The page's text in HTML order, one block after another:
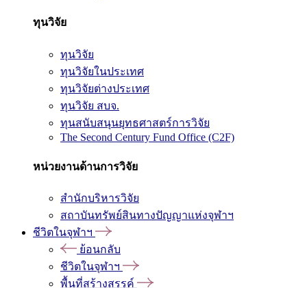
ทุนวิจัย
ทุนวิจัย
ทุนวิจัยในประเทศ
ทุนวิจัยต่างประเทศ
ทุนวิจัย สบจ.
ทุนสนับสนุนยุทธศาสตร์การวิจัย
The Second Century Fund Office (C2F)
หน่วยงานด้านการวิจัย
สำนักบริหารวิจัย
สถาบันทรัพย์สินทางปัญญาแห่งจุฬาฯ
ชีวิตในจุฬาฯ
ย้อนกลับ
ชีวิตในจุฬาฯ
พื้นที่สร้างสรรค์